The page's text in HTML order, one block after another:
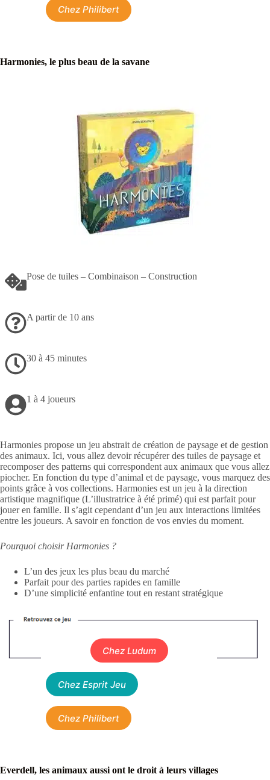
Chez Philibert
Harmonies, le plus beau de la savane
Pose de tuiles – Combinaison – Construction
A partir de 10 ans
30 à 45 minutes
1 à 4 joueurs
Harmonies propose un jeu abstrait de création de paysage et de gestion
des animaux. Ici, vous allez devoir récupérer des tuiles de paysage et
recomposer des patterns qui correspondent aux animaux que vous allez
piocher. En fonction du type d’animal et de paysage, vous marquez des
points grâce à vos collections. Harmonies est un jeu à la direction
artistique magnifique (L’illustratrice à été primé) qui est parfait pour
jouer en famille. Il s’agit cependant d’un jeu aux interactions limitées
entre les joueurs. A savoir en fonction de vos envies du moment.
Pourquoi choisir Harmonies ?
L’un des jeux les plus beau du marché
Parfait pour des parties rapides en famille
D’une simplicité enfantine tout en restant stratégique
Chez Ludum
Chez Esprit Jeu
Chez Philibert
Everdell, les animaux aussi ont le droit à leurs villages